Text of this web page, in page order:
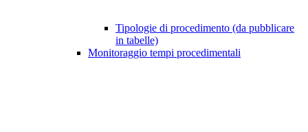
Tipologie di procedimento (da pubblicare
in tabelle)
Monitoraggio tempi procedimentali